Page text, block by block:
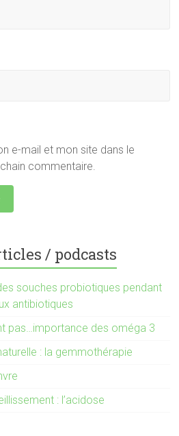
e-mail et mon site dans le
commentaire.
/ podcasts
souches probiotiques pendant
antibiotiques
pas…importance des oméga 3
: la gemmothérapie
: l’acidose